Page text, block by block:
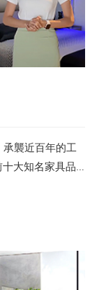
襲近百年的工
大知名家具品
洲更被視為值得